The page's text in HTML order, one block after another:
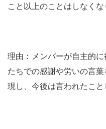
こと以上のことはしなくな
理由 ： メンバーが自主的
たちでの感謝や労いの言
現し、今後は言われたこと